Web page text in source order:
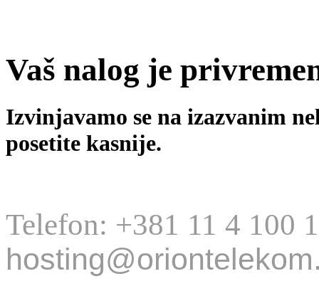
Vaš nalog je
Izvinjavamo se na izazvanim
posetite kasnije.
Telefon: +381 11 4 100